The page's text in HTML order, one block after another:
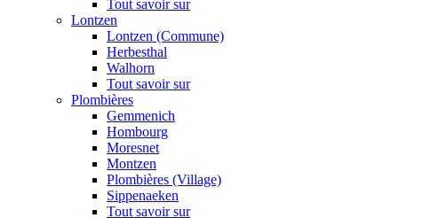
Tout savoir sur
Lontzen
Lontzen (Commune)
Herbesthal
Walhorn
Tout savoir sur
Plombières
Gemmenich
Hombourg
Moresnet
Montzen
Plombières (Village)
Sippenaeken
Tout savoir sur